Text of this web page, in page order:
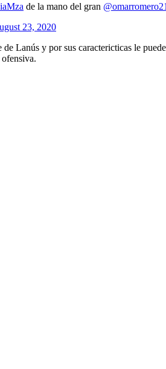
de la mano del gran @omarromero21
23, 2020
Lanús y por sus caractericticas le